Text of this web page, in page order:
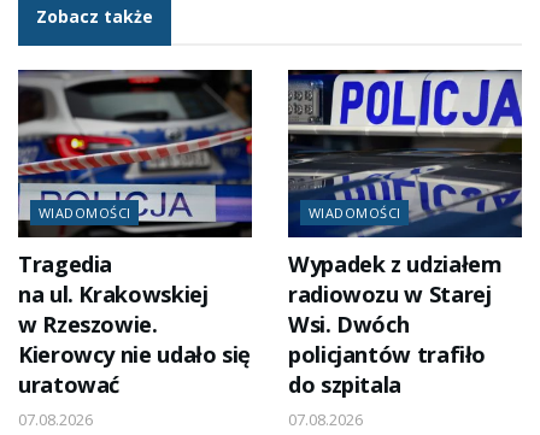
Zobacz także
WIADOMOŚCI
Tragedia
na ul. Krakowskiej
w Rzeszowie.
Kierowcy nie udało się
uratować
07.08.2026
WIADOMOŚCI
Wypadek z udziałem
radiowozu w Starej
Wsi. Dwóch
policjantów trafiło
do szpitala
07.08.2026